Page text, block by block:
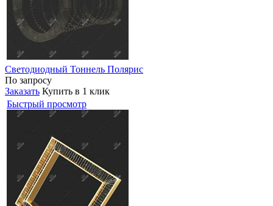
Светодиодный Тоннель Полярис
По запросу
Заказать Купить в 1 клик
Быстрый просмотр